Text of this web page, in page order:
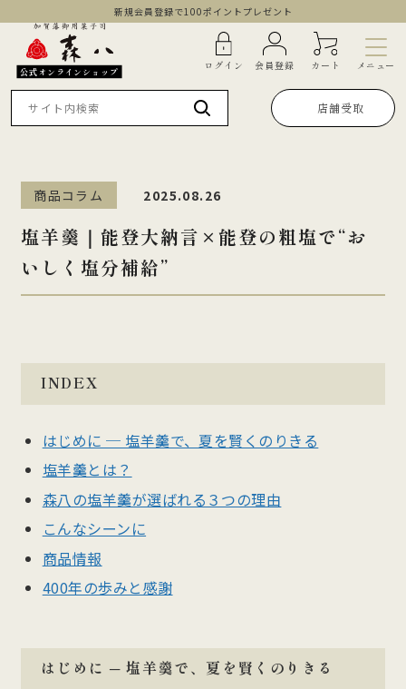
新規会員登録で100ポイントプレゼント
公式オンラインショップ ログイン 会員登録 カート メニュー
店舗受取
商品コラム 2025.08.26
塩羊羹｜能登大納言×能登の粗塩で“お
いしく塩分補給”
INDEX
はじめに ─ 塩羊羹で、夏を賢くのりきる
塩羊羹とは？
森八の塩羊羹が選ばれる３つの理由
こんなシーンに
商品情報
400年の歩みと感謝
はじめに ─ 塩羊羹で、夏を賢くのりきる